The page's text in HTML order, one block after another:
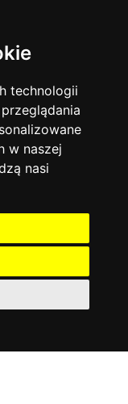
technologii
w naszej
nasi
14837
7753
3512
2075